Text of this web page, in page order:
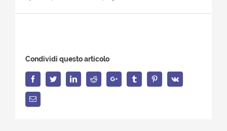
Condividi questo articolo
FacebookTwitterLinkedInReddit Google+ Tumblr PinterestVk
Email